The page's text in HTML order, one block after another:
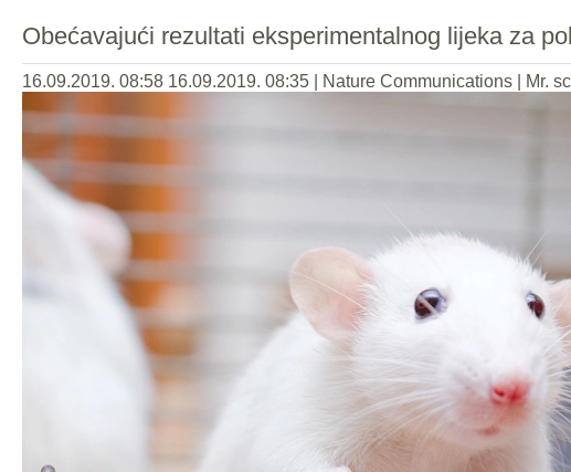
Obećavajući rezultati eksperimentalnog lijeka za
16.09.2019. 08:58 16.09.2019. 08:35 Nature Communications Mr.